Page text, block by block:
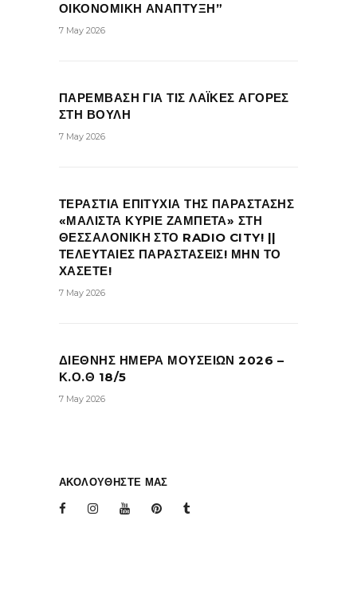
ΟΙΚΟΝΟΜΙΚΗ ΑΝΑΠΤΥΞΗ”
7 May 2026
ΠΑΡΕΜΒΑΣΗ ΓΙΑ ΤΙΣ ΛΑΪΚΕΣ ΑΓΟΡΕΣ
ΣΤΗ ΒΟΥΛΗ
7 May 2026
ΤΕΡΑΣΤΙΑ ΕΠΙΤΥΧΙΑ ΤΗΣ ΠΑΡΑΣΤΑΣΗΣ
«ΜΑΛΙΣΤΑ ΚΥΡΙΕ ΖΑΜΠΕΤΑ» ΣΤΗ
ΘΕΣΣΑΛΟΝΙΚΗ ΣΤΟ RADIO CITY! ||
ΤΕΛΕΥΤΑΙΕΣ ΠΑΡΑΣΤΑΣΕΙΣ! ΜΗΝ ΤΟ
ΧΑΣΕΤΕ!
7 May 2026
ΔΙΕΘΝΗΣ ΗΜΕΡΑ ΜΟΥΣΕΙΩΝ 2026 –
Κ.Ο.Θ 18/5
7 May 2026
ΑΚΟΛΟΥΘΗΣΤΕ ΜΑΣ